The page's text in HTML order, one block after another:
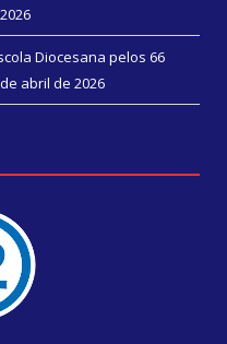
Diocesana pelos 66
abril de 2026